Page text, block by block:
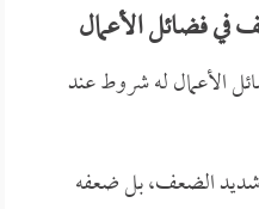
فضائل الأعمال
الأعمال له شروط عند
الضعف، بل ضعفه